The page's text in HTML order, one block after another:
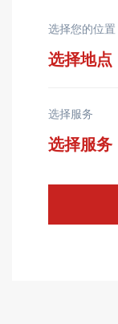
选择您的位置
选择服务